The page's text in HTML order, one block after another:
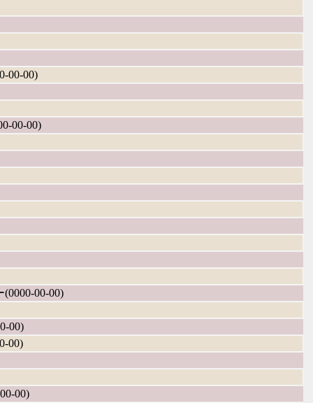
00-00)
00-00)
00-00)
00)
00)
00)